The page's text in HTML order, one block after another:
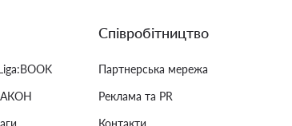
Співробітництво
Партнерська мережа
Реклама та PR
Контакти